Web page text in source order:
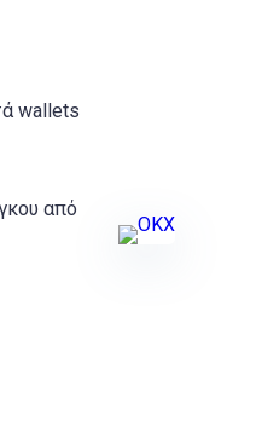
wallets
από